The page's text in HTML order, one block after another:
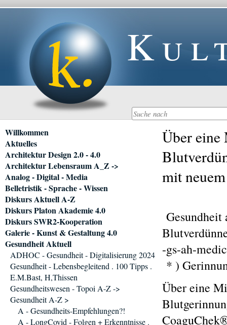
Über eine
mit
-gs-ah-
* )
Über eine
Navigation
überspringen
Willkommen
Aktuelles
Architektur Design 2.0 - 4.0
Architektur Lebensraum A_Z ->
Analog - Digital - Media
Belletristik - Sprache - Wissen
Diskurs Aktuell A-Z
Diskurs Platon Akademie 4.0
Diskurs SWR2-Kooperation
Galerie - Kunst & Gestaltung 4.0
Gesundheit Aktuell
ADHOC - Gesundheit - Digitalisierung 2024
Gesundheit - Lebensbegleitend . 100 Tipps .
E.M.Bast, H,Thissen
Gesundheitswesen - Topoi A-Z ->
Gesundheit A-Z >
A - Gesundheits-Empfehlungen?!
A - LongCovid - Folgen + Erkenntnisse .